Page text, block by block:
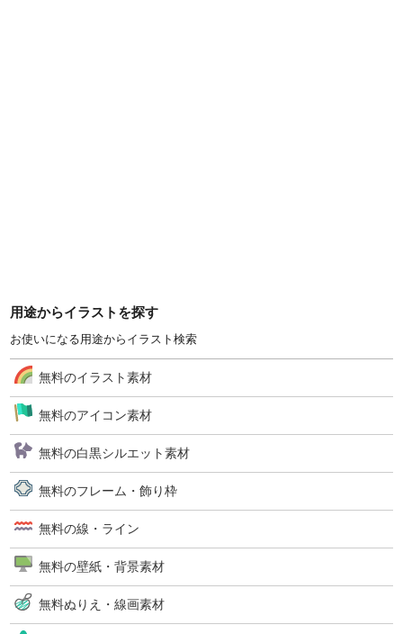
用途からイラストを探す
お使いになる用途からイラスト検索
無料のイラスト素材
無料のアイコン素材
無料の白黒シルエット素材
無料のフレーム・飾り枠
無料の線・ライン
無料の壁紙・背景素材
無料ぬりえ・線画素材